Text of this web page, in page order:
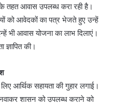
तहत आवास उपलब्ध करा रही है।
को आवेदकों का पत्र भेजते हुए उन्हें
भी आवास योजना का लाभ दिलाएं।
ज्ञापित की।
आर्थिक सहायता की गुहार लगाई।
शासन को उपलब्ध कराने को